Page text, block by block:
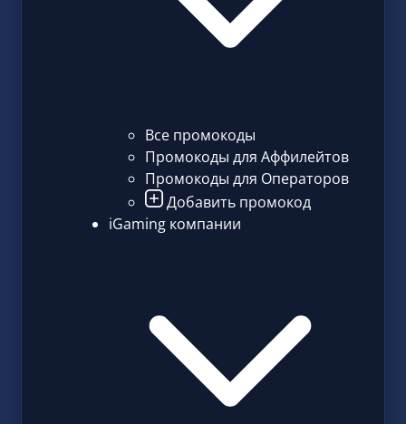
Все промокоды
Промокоды для Аффилейтов
Промокоды для Операторов
Добавить промокод
iGaming компании